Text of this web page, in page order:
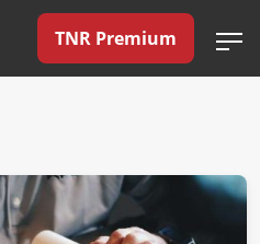
TNR Premium